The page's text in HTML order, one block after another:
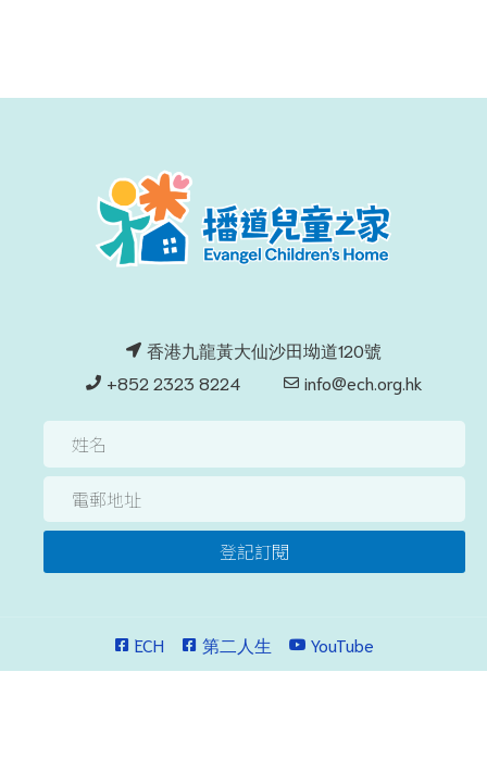
香港九龍黃大仙沙田坳道120號
+852 2323 8224
info@ech.org.hk
登記訂閱
ECH 第二人生 YouTube